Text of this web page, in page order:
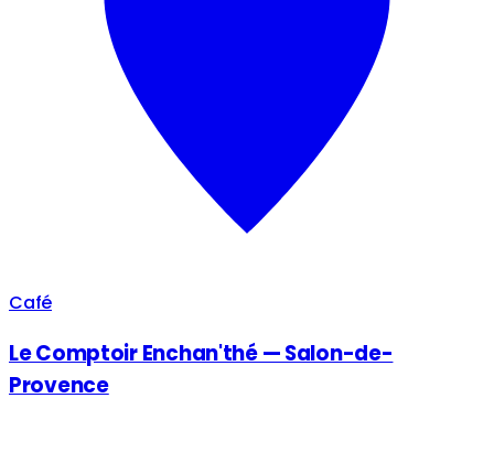
Café
Le Comptoir Enchan'thé — Salon-de-
Provence